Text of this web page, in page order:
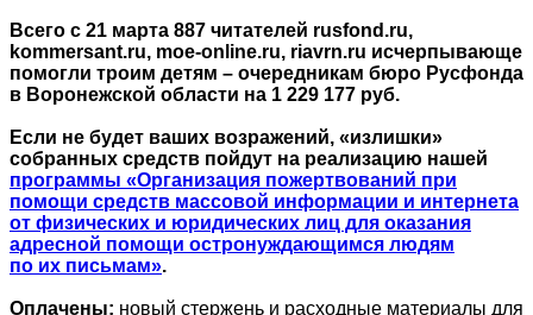
Всего с 21 марта 887 читателей rusfond.ru,
kommersant.ru, moe-online.ru, riavrn.ru исчерпывающе
помогли троим детям – очередникам бюро Русфонда
в Воронежской области на 1 229 177 руб.
Если не будет ваших возражений, «излишки»
собранных средств пойдут на реализацию нашей
программы «Организация пожертвований при
помощи средств массовой информации и интернета
от физических и юридических лиц для оказания
адресной помощи остронуждающимся людям
по их письмам».
Оплачены: новый стержень и расходные материалы для